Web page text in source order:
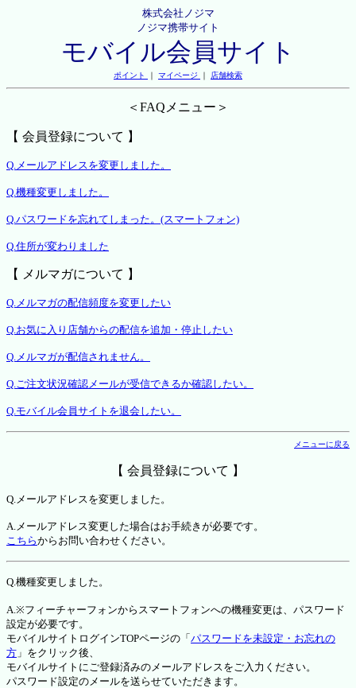
株式会社ノジマ
ノジマ携帯サイト
モバイル会員サイト
ポイント ｜ マイページ ｜ 店舗検索
＜FAQメニュー＞
【 会員登録について 】
Q.メールアドレスを変更しました。
Q.機種変更しました。
Q.パスワードを忘れてしまった。(スマートフォン)
Q.住所が変わりました
【 メルマガについて 】
Q.メルマガの配信頻度を変更したい
Q.お気に入り店舗からの配信を追加・停止したい
Q.メルマガが配信されません。
Q.ご注文状況確認メールが受信できるか確認したい。
Q.モバイル会員サイトを退会したい。
メニューに戻る
【 会員登録について 】
Q.メールアドレスを変更しました。
A.メールアドレス変更した場合はお手続きが必要です。
こちらからお問い合わせください。
Q.機種変更しました。
A.※フィーチャーフォンからスマートフォンへの機種変更は、パスワード
設定が必要です。
モバイルサイトログインTOPページの「 パスワードを未設定・お忘れの
方 」をクリック後、
モバイルサイトにご登録済みのメールアドレスをご入力ください。
パスワード設定のメールを送らせていただきます。